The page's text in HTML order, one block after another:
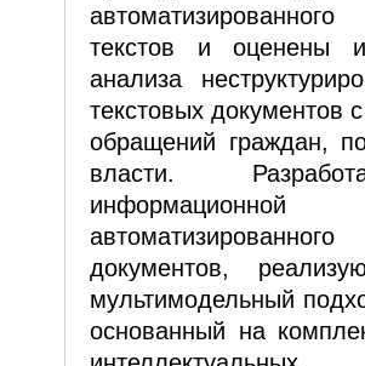
текстов и оценены
анализа
текстовых документов
обращений граждан,
власти.
документов,
мультимодельный
основанный на